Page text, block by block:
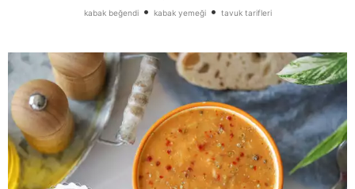
kabak beğendi• kabak yemeği• tavuk tarifleri